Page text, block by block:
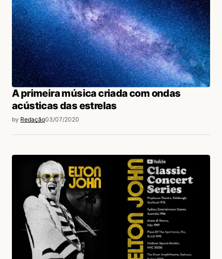
A primeira música criada com ondas
acústicas das estrelas
by Redação03/07/2020